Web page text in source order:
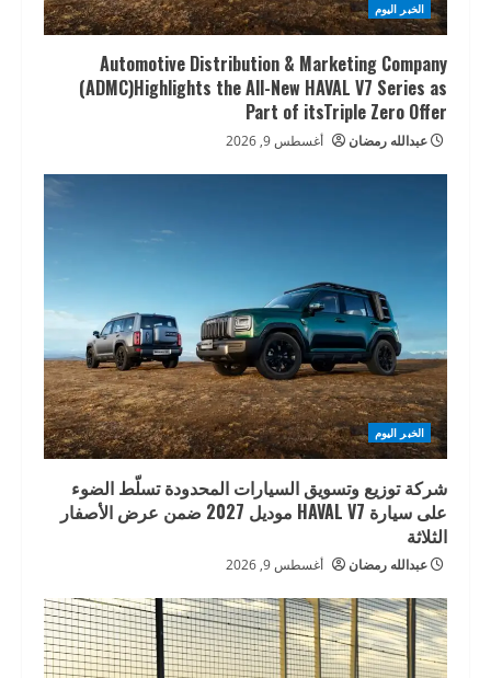
الخبر اليوم
Automotive Distribution & Marketing Company
(ADMC)Highlights the All-New HAVAL V7 Series as
Part of itsTriple Zero Offer
عبدالله رمضان أغسطس 9, 2026
الخبر اليوم
شركة توزيع وتسويق السيارات المحدودة تسلّط الضوء
على سيارة HAVAL V7 موديل 2027 ضمن عرض الأصفار
الثلاثة
عبدالله رمضان أغسطس 9, 2026